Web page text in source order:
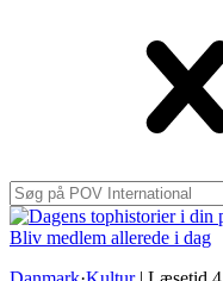
Søg
på
POV